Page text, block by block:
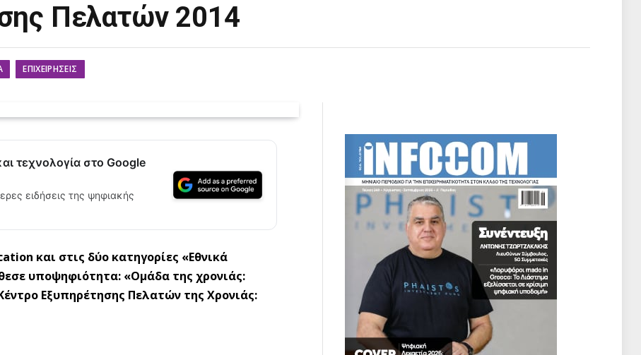
Πελατών 2014
ΕΠΙΧΕΙΡΉΣΕΙΣ
τεχνολογία στο Google
ειδήσεις της ψηφιακής
και στις δύο κατηγορίες «Εθνικά
υποψηφιότητα: «Ομάδα της χρονιάς:
Εξυπηρέτησης Πελατών της Χρονιάς: